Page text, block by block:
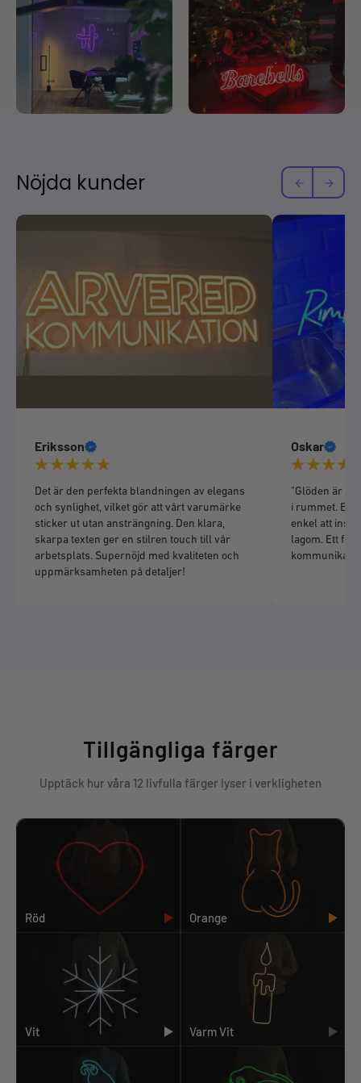
Nöjda kunder
Eriksson
Det är den perfekta blandningen av elegans
och synlighet, vilket gör att vårt varumärke
sticker ut utan ansträngning. Den klara,
skarpa texten ger en stilren touch till vår
arbetsplats. Supernöjd med kvaliteten och
uppmärksamheten på detaljer!
Oskar
"Glöden är
i rummet. Bra
enkel att
lagom. Ett
Tillgängliga färger
Upptäck hur våra 12 livfulla färger lyser i verkligheten
Röd Orange
Vit Varm Vit